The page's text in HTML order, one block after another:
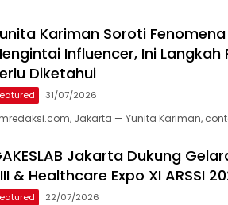
Kariman Soroti
Influencer, Ini
Diketahui
31/07/2026
Jakarta — Yunita Kariman,
Jakarta Dukung
& Healthcare Expo XI ARSSI
22/07/2026